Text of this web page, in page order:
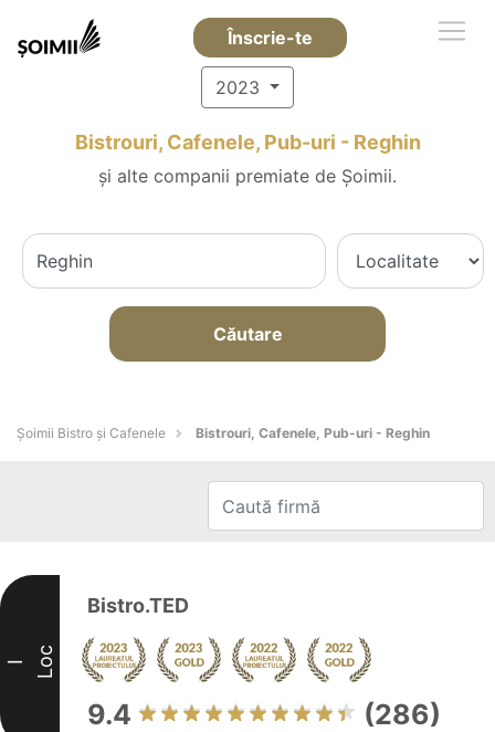
Înscrie-te
2023
Bistrouri, Cafenele, Pub-uri - Reghin
și alte companii premiate de Șoimii.
Căutare
Șoimii Bistro și Cafenele Bistrouri, Cafenele, Pub-uri - Reghin
I Loc
Bistro.TED
9.4 (286)